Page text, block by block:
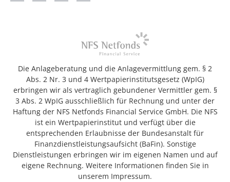
Die Anlageberatung und die Anlagevermittlung gem. § 2
Abs. 2 Nr. 3 und 4 Wertpapierinstitutsgesetz (WpIG)
erbringen wir als vertraglich gebundener Vermittler gem. §
3 Abs. 2 WpIG ausschließlich für Rechnung und unter der
Haftung der NFS Netfonds Financial Service GmbH. Die NFS
ist ein Wertpapierinstitut und verfügt über die
entsprechenden Erlaubnisse der Bundesanstalt für
Finanzdienstleistungsaufsicht (BaFin). Sonstige
Dienstleistungen erbringen wir im eigenen Namen und auf
eigene Rechnung. Weitere Informationen finden Sie in
unserem Impressum.